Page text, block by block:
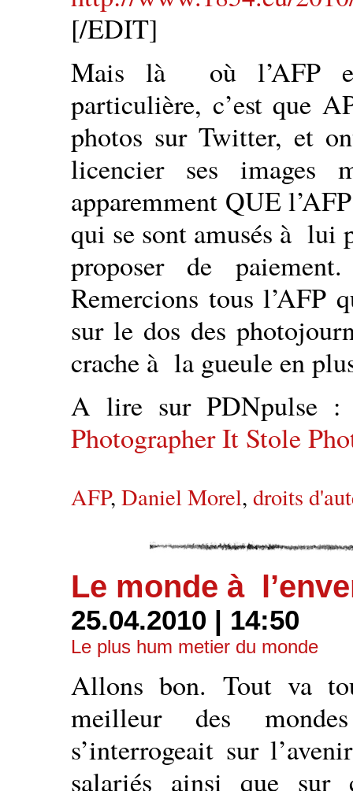
[/EDIT]
Mais là où l’AFP
particulière, c’est que
photos sur Twitter, et
licencier ses images
apparemment QUE
qui se sont amusés à lui
proposer de
Remercions tous l’AFP
sur le dos des
crache à la gueule en
A lire sur PDNpulse
Photographer It Stole
AFP, Daniel Morel, droits
Le monde à
25.04.2010 | 14:50
Le plus hum metier du monde
Allons bon. Tout va
meilleur des
s’interrogeait sur
salariés ainsi que sur